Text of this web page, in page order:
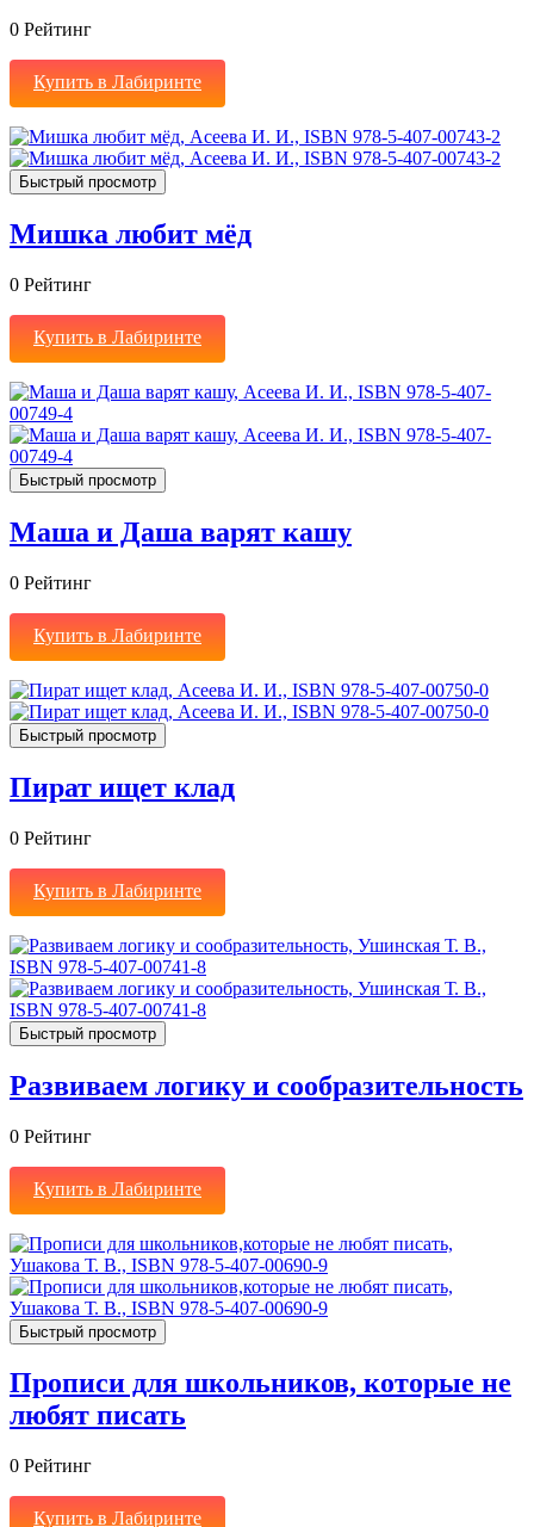
0 Рейтинг
Купить в Лабиринте
Быстрый просмотр
Мишка любит мёд
0 Рейтинг
Купить в Лабиринте
Быстрый просмотр
Маша и Даша варят кашу
0 Рейтинг
Купить в Лабиринте
Быстрый просмотр
Пират ищет клад
0 Рейтинг
Купить в Лабиринте
Быстрый просмотр
Развиваем логику и сообразительность
0 Рейтинг
Купить в Лабиринте
Быстрый просмотр
Прописи для школьников, которые не
любят писать
0 Рейтинг
Купить в Лабиринте